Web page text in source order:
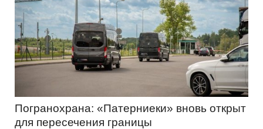
Погранохрана: «Патерниеки» вновь открыт
для пересечения границы